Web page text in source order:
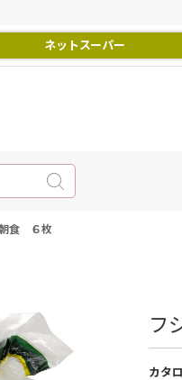
ネットスーパー
食 ６枚
フ
カタ